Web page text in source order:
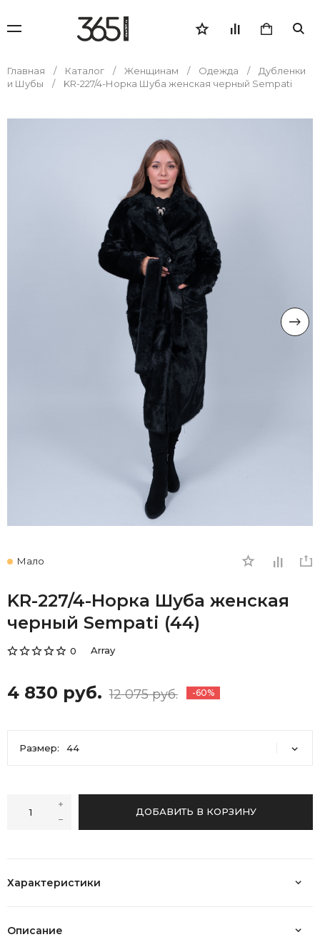
Главная Каталог Женщинам Одежда
Дубленки
и Шубы
KR-227/4-Норка Шуба женская черный Sempati
Мало
KR-227/4-Норка Шуба женская
черный Sempati (44)
0 Array
4 830 руб. 12 075 руб. -60%
Размер: 44
ДОБАВИТЬ В КОРЗИНУ
Характеристики
Описание